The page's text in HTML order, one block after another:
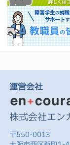
運営会社
株式会社エン
〒550-0013